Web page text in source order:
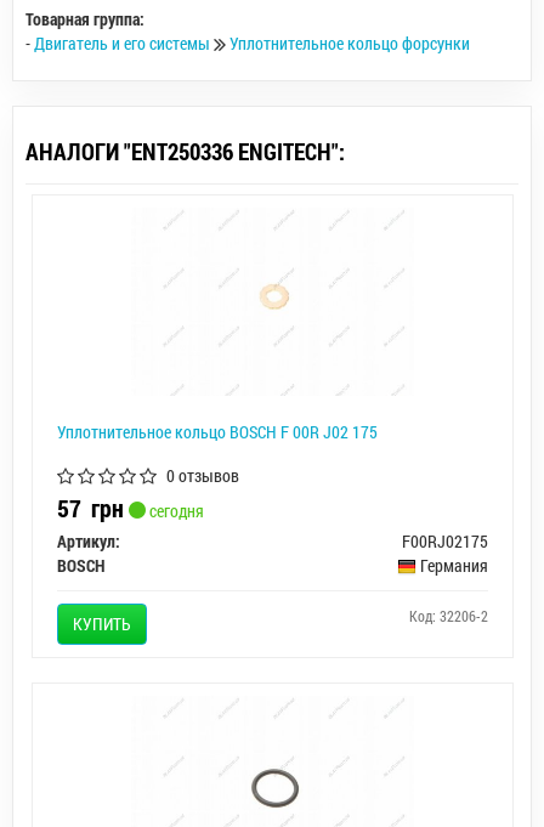
Товарная группа:
-Двигатель и его системы Уплотнительное кольцо форсунки
АНАЛОГИ "ENT250336 ENGITECH":
Уплотнительное кольцо BOSCH F 00R J02 175
0 отзывов
57 грн
сегодня
Артикул:
F00RJ02175
BOSCH
Германия
КУПИТЬ Код: 32206-2